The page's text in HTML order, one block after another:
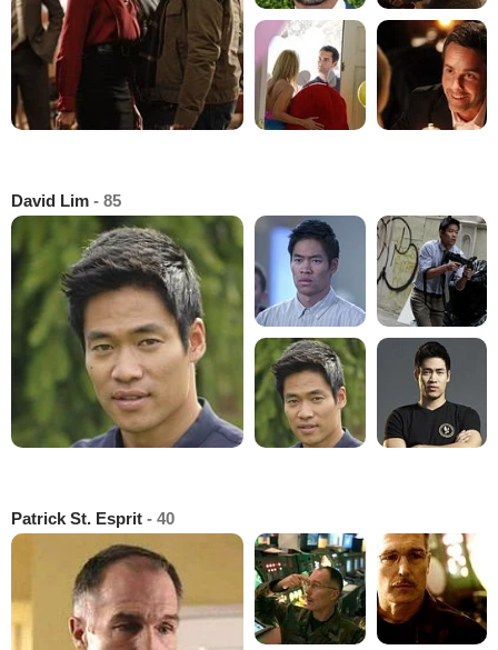
David Lim - 85
Patrick St. Esprit - 40